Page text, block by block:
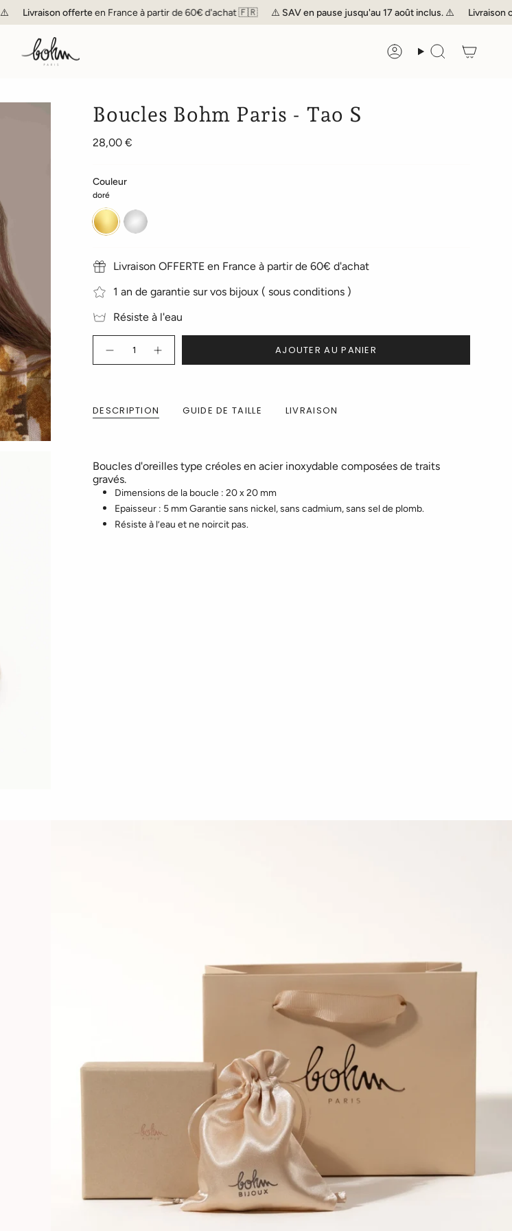
Livraison offerteen France à partir de 60€ d'achat 🇫🇷 ⚠️ SAV en pause jusqu'au 17 août inclus. ⚠️ Livraison
CompteRecherche
Boucles Bohm Paris - Tao S
28,00 €
Couleur
doré
doré
argenté
Livraison OFFERTE en France à partir de 60€ d'achat
1 an de garantie sur vos bijoux ( sous conditions )
Résiste à l'eau
AJOUTER AU PANIER
DESCRIPTION GUIDE DE TAILLE LIVRAISON
Boucles d'oreilles type créoles en acier inoxydable composées de traits
gravés.
Dimensions de la boucle : 20 x 20 mm
Epaisseur : 5 mm Garantie sans nickel, sans cadmium, sans sel de plomb.
Résiste à l’eau et ne noircit pas.